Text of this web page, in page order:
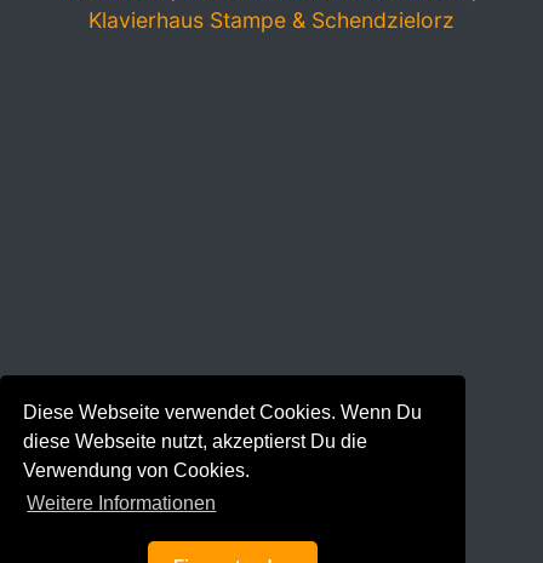
Diese Webseite verwendet Cookies. Wenn Du
diese Webseite nutzt, akzeptierst Du die
Verwendung von Cookies.
Weitere Informationen
Klavierhaus Stampe & Schendzielorz